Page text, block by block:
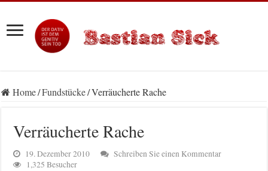
Home/Fundstücke/Verräucherte Rache
Verräucherte Rache
19. Dezember 2010
Schreiben Sie einen Kommentar
1,325 Besucher